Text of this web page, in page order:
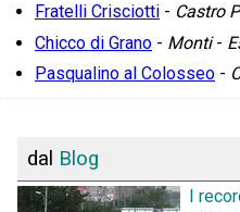
Fratelli Crisciotti - Castro
Chicco di Grano - Monti-
Pasqualino al Colosseo -
dal Blog
I